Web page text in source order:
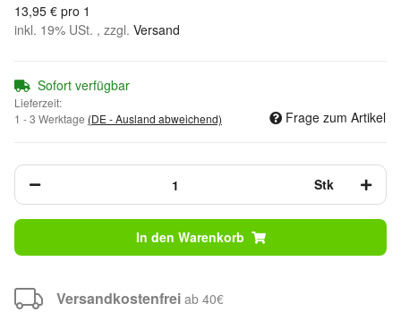
13,95 € pro 1
inkl. 19% USt. , zzgl. Versand
Sofort verfügbar
Lieferzeit:
1 - 3 Werktage (DE - Ausland abweichend) Frage zum Artikel
Stk
In den Warenkorb
Versandkostenfrei ab 40€